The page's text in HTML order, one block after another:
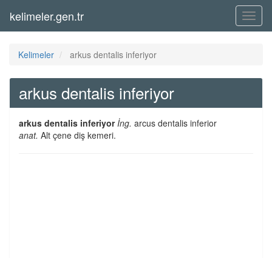
Menü
kelimeler.gen.tr
Kelimeler arkus dentalis inferiyor
arkus dentalis inferiyor
arkus dentalis inferiyorİng. arcus dentalis inferior
anat. Alt çene diş kemeri.